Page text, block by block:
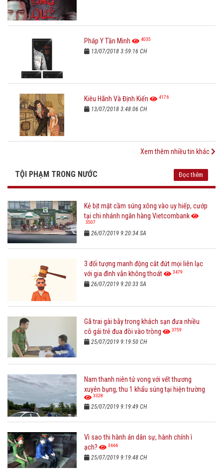
Pháp Y Tần Minh 4035
13/07/2018 3:59:16 CH
Kiêu Hãnh Và Định Kiến 4176
13/07/2018 3:48:06 CH
Xem thêm nhiều tin khác
TỘI PHẠM TRONG NƯỚC Đọc thêm
Kẻ bịt mặt cầm súng xông vào uy hiếp, cướp
tại chi nhánh ngân hàng Vietcombank
3507
26/07/2019 9:20:34 SA
3 đối tượng manh động cắt đứt mọi liên lạc
với gia đình vẫn không thoát
3479
26/07/2019 9:20:33 SA
Gã trai gài bẫy trong khách sạn đưa nhiều
cô gái trẻ đua đòi vào tròng
3759
25/07/2019 9:19:50 CH
Nam thanh niên tử vong với vết thương
xuyên bụng, thu 1 khẩu súng tại hiện trường
3328
25/07/2019 9:19:49 CH
Vì sao thi hành án dân sự, hành chính ì
ạch?
3666
25/07/2019 9:19:48 CH